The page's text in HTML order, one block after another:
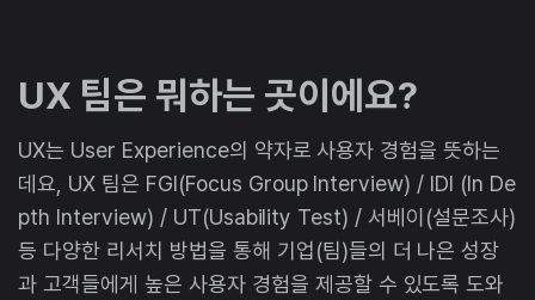
UX 팀은 뭐하는 곳이에요?
UX는 User Experience의 약자로 사용자 경험을 뜻하는
데요, UX 팀은 FGI(Focus Group Interview) / IDI (In De
pth Interview) / UT(Usability Test) / 서베이(설문조사)
등 다양한 리서치 방법을 통해 기업(팀)들의 더 나은 성장
과 고객들에게 높은 사용자 경험을 제공할 수 있도록 도와